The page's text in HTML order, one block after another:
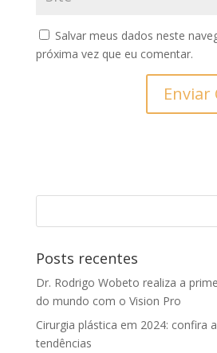
Salvar meus dados neste
próxima vez que eu comentar.
Posts recentes
Dr. Rodrigo Wobeto realiza a
do mundo com o Vision Pro
Cirurgia plástica em 2024: confira
tendências